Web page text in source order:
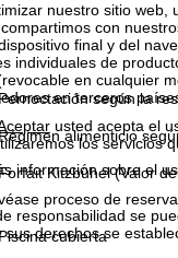
nuestro sitio web,
con
final y del
individuales de
en cualquier
en terceros
usted acepta el
los servicios
información sobre el
responsabilidad se
sus derechos se
según la
alimenticio
Kitzbühel(Valor
proceso de reserva.
cubierta